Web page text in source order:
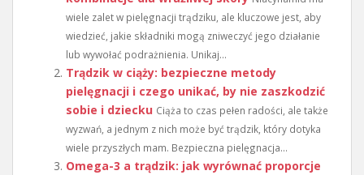
wiele zalet w pielęgnacji trądziku, ale kluczowe jest, aby
wiedzieć, jakie składniki mogą zniweczyć jego działanie
lub wywołać podrażnienia. Unikaj...
Trądzik w ciąży: bezpieczne metody
pielęgnacji i czego unikać, by nie zaszkodzić
sobie i dziecku Ciąża to czas pełen radości, ale także
wyzwań, a jednym z nich może być trądzik, który dotyka
wiele przyszłych mam. Bezpieczna pielęgnacja...
Omega-3 a trądzik: jak wyrównać proporcje